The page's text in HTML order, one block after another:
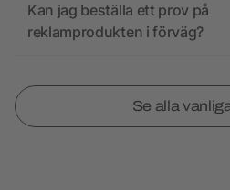
Kan jag beställa ett prov på
reklamprodukten i förväg?
Se alla